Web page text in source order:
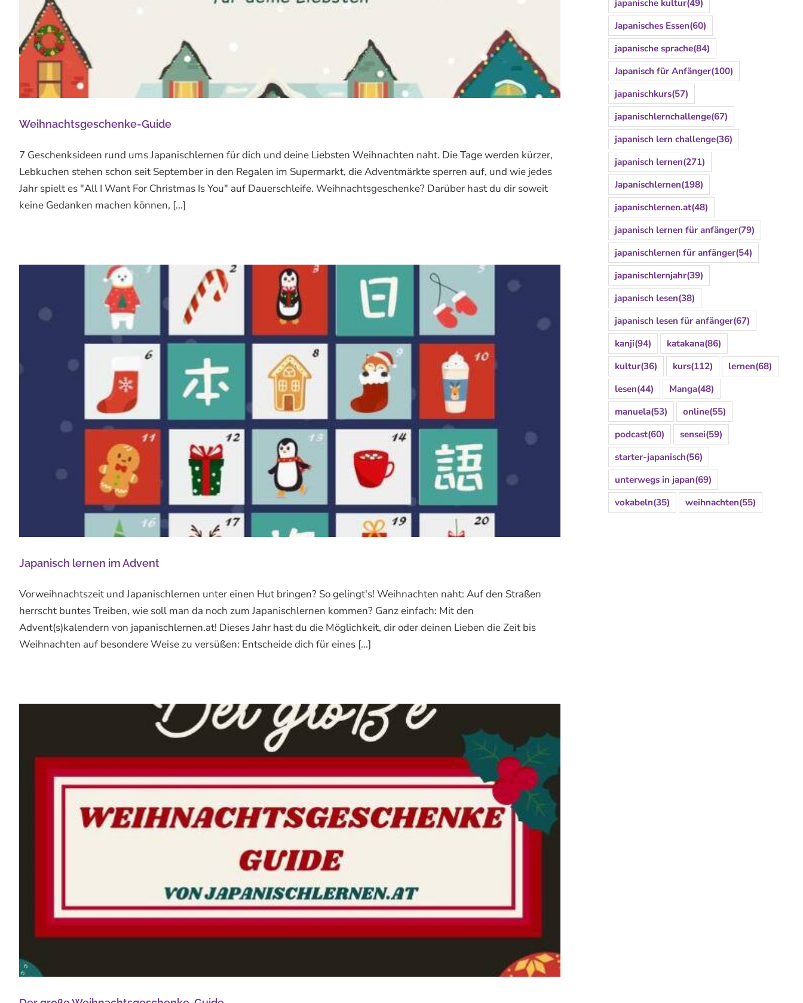
Weihnachtsgeschenke-Guide
7 Geschenksideen rund ums Japanischlernen für dich und deine Liebsten Weihnachten naht. Die Tage werden kürzer,
Lebkuchen stehen schon seit September in den Regalen im Supermarkt, die Adventmärkte sperren auf, und wie jedes
Jahr spielt es "All I Want For Christmas Is You" auf Dauerschleife. Weihnachtsgeschenke? Darüber hast du dir soweit
keine Gedanken machen können, [...]
Japanisch lernen im Advent
Vorweihnachtszeit und Japanischlernen unter einen Hut bringen? So gelingt's! Weihnachten naht: Auf den Straßen
herrscht buntes Treiben, wie soll man da noch zum Japanischlernen kommen? Ganz einfach: Mit den
Advent(s)kalendern von japanischlernen.at! Dieses Jahr hast du die Möglichkeit, dir oder deinen Lieben die Zeit bis
Weihnachten auf besondere Weise zu versüßen: Entscheide dich für eines [...]
japanische kultur(49)
Japanisches Essen(60)
japanische sprache(84)
Japanisch für Anfänger(100)
japanischkurs(57)
japanischlernchallenge(67)
japanisch lern challenge(36)
japanisch lernen(271)
Japanischlernen(198)
japanischlernen.at(48)
japanisch lernen für anfänger(79)
japanischlernen für anfänger(54)
japanischlernjahr(39)
japanisch lesen(38)
japanisch lesen für anfänger(67)
kanji(94) katakana(86)
kultur(36) kurs(112) lernen(68)
lesen(44) Manga(48)
manuela(53) online(55)
podcast(60) sensei(59)
starter-japanisch(56)
unterwegs in japan(69)
vokabeln(35) weihnachten(55)